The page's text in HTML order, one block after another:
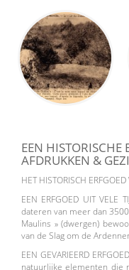
EEN HISTORISCHE
AFDRUKKEN &
HET HISTORISCH
EEN ERFGOED UIT VELE
dateren van meer dan
Maulins » (dwergen)
van de Slag om de
EEN GEVARIEERD
natuurlijke elementen die